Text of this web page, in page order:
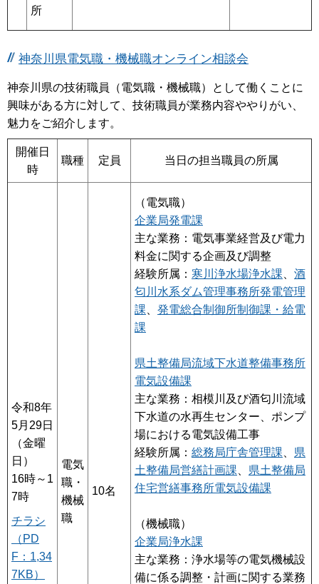
所
神奈川県電気職・機械職オンライン相談会
神奈川県の技術職員（電気職・機械職）として働くことに
興味がある方に対して、技術職員が業務内容ややりがい、
魅力をご紹介します。
開催日
時
職種 定員 当日の担当職員の所属
令和8年
5月29日
（金曜
日）
16時～1
7時
チラシ
（PD
F：1,34
7KB）
電気
職・
機械
職
10名
（電気職）
企業局発電課
主な業務：電気事業経営及び電力
料金に関する企画及び調整
経験所属： 寒川浄水場浄水課
酒
匂川水系ダム管理事務所発電管理
課
発電総合制御所制御課・給電
課
県土整備局流域下水道整備事務所
電気設備課
主な業務：相模川及び酒匂川流域
下水道の水再生センター、ポンプ
場における電気設備工事
経験所属： 総務局庁舎管理課
県
土整備局営繕計画課
県土整備局
住宅営繕事務所電気設備課
（機械職）
企業局浄水課
主な業務：浄水場等の電気機械設
備に係る調整・計画に関する業務